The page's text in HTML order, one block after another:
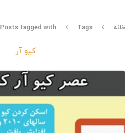
خانه Tags Posts tagged with "کیو آر"
کیو آر